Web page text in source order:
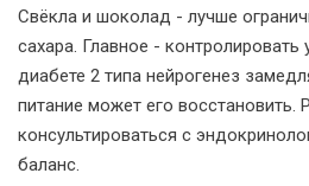
Свёкла и шоколад - лучше
сахара. Главное -
диабете 2 типа нейрогенез
питание может его восстановить.
консультироваться с
баланс.